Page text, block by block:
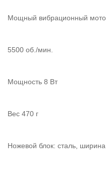
Мощный вибрационный
5500 об./мин.
Мощность 8 Вт
Вес 470 г
Ножевой блок: сталь,